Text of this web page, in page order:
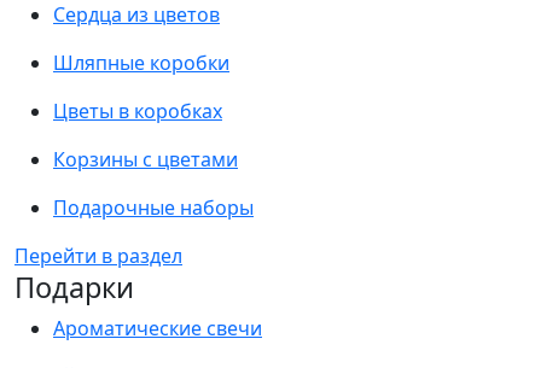
Сердца из цветов
Шляпные коробки
Цветы в коробках
Корзины с цветами
Подарочные наборы
Перейти в раздел
Подарки
Ароматические свечи